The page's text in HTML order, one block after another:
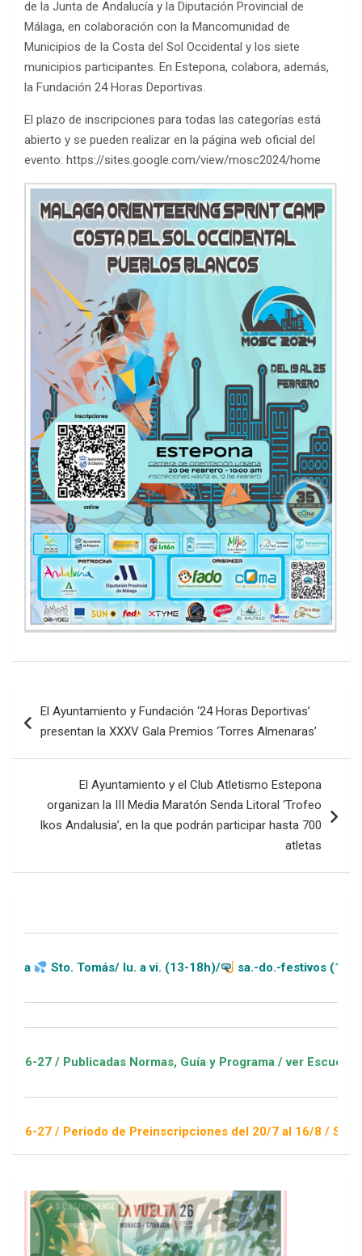
de la Junta de Andalucía y la Diputación Provincial de
Málaga, en colaboración con la Mancomunidad de
Municipios de la Costa del Sol Occidental y los siete
municipios participantes. En Estepona, colabora, además,
la Fundación 24 Horas Deportivas.
El plazo de inscripciones para todas las categorías está
abierto y se pueden realizar en la página web oficial del
evento: https://sites.google.com/view/mosc2024/home
de
El Ayuntamiento y Fundación ‘24 Horas Deportivas’
presentan la XXXV Gala Premios ‘Torres Almenaras’
El Ayuntamiento y el Club Atletismo Estepona
organizan la III Media Maratón Senda Litoral ‘Trofeo
Ikos Andalusia’, en la que podrán participar hasta 700
atletas
lu. a vi. (13-18h)/ sa.-do.-festivos (11-20h)
Normas, Guía y Programa / ver Escuelas Deportivas
de Preinscripciones del 20/7 al 16/8 / Sorteo 1 de